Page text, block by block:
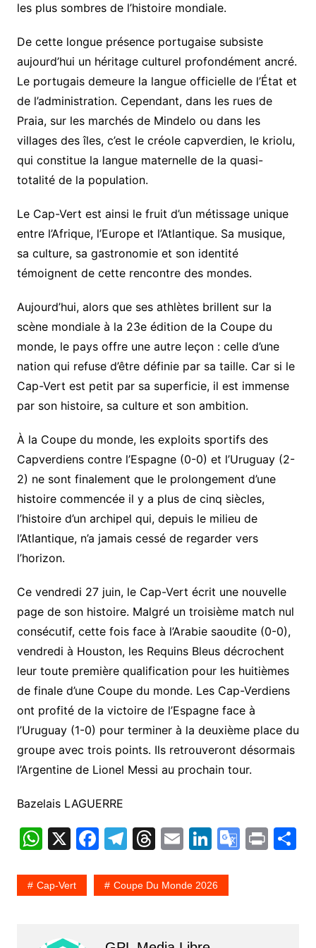
les plus sombres de l’histoire mondiale.
De cette longue présence portugaise subsiste
aujourd’hui un héritage culturel profondément ancré.
Le portugais demeure la langue officielle de l’État et
de l’administration. Cependant, dans les rues de
Praia, sur les marchés de Mindelo ou dans les
villages des îles, c’est le créole capverdien, le kriolu,
qui constitue la langue maternelle de la quasi-
totalité de la population.
Le Cap-Vert est ainsi le fruit d’un métissage unique
entre l’Afrique, l’Europe et l’Atlantique. Sa musique,
sa culture, sa gastronomie et son identité
témoignent de cette rencontre des mondes.
Aujourd’hui, alors que ses athlètes brillent sur la
scène mondiale à la 23e édition de la Coupe du
monde, le pays offre une autre leçon : celle d’une
nation qui refuse d’être définie par sa taille. Car si le
Cap-Vert est petit par sa superficie, il est immense
par son histoire, sa culture et son ambition.
À la Coupe du monde, les exploits sportifs des
Capverdiens contre l’Espagne (0-0) et l’Uruguay (2-
2) ne sont finalement que le prolongement d’une
histoire commencée il y a plus de cinq siècles,
l’histoire d’un archipel qui, depuis le milieu de
l’Atlantique, n’a jamais cessé de regarder vers
l’horizon.
Ce vendredi 27 juin, le Cap-Vert écrit une nouvelle
page de son histoire. Malgré un troisième match nul
consécutif, cette fois face à l’Arabie saoudite (0-0),
vendredi à Houston, les Requins Bleus décrochent
leur toute première qualification pour les huitièmes
de finale d’une Coupe du monde. Les Cap-Verdiens
ont profité de la victoire de l’Espagne face à
l’Uruguay (1-0) pour terminer à la deuxième place du
groupe avec trois points. Ils retrouveront désormais
l’Argentine de Lionel Messi au prochain tour.
Bazelais LAGUERRE
W
at
X F
c
T
e
T
e
E
ai
Li
k
G Pr P
Cap-Vert Coupe Du Monde 2026